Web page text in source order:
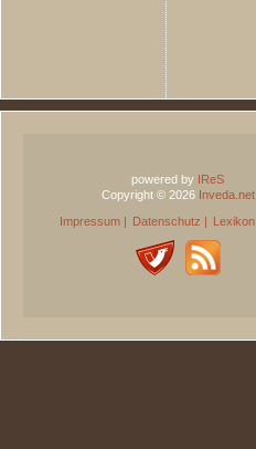
powered by IReS
Copyright © 2026 Inveda.net
Impressum | Datenschutz | Lexikon